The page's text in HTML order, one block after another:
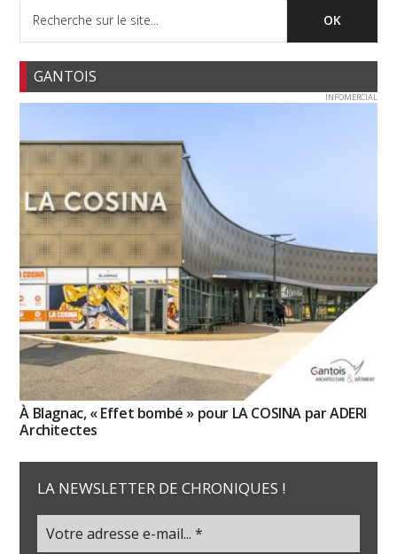
GANTOIS
INFOMERCIAL
À Blagnac, « Effet bombé » pour LA COSINA par ADERI
Architectes
LA NEWSLETTER DE CHRONIQUES !